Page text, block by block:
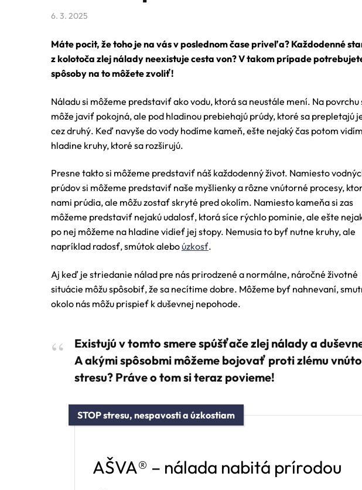
6. 3. 2025
Máte pocit, že toho je na vás v poslednom čase priveľa? Každodenné
z kolotoča zlej nálady neexistuje cesta von? V takom prípade
spôsoby na to môžete zvoliť!
Náladu si môžeme predstaviť ako vodu, ktorá sa neustále mení. Na povrchu
môže javiť pokojná, ale pod hladinou prebiehajú prúdy, ktoré sa prepletajú
cez druhý. Keď navyše do vody hodíme kameň, ešte nejaký čas potom
hladine kruhy, ktoré sa rozširujú.
Presne takto si môžeme predstaviť náš každodenný život. Namiesto
prúdov si môžeme predstaviť naše myšlienky a rôzne vnútorné procesy,
nami prúdia, ale môžu zostať skryté pred okolím. Namiesto kameňa si zas
môžeme predstaviť nejakú udalosť, ktorá síce rýchlo pominie, ale ešte
po nej môžeme na hladine vidieť jej stopy. Nemusia to byť nutne kruhy, ale
napríklad radosť, smútok aleboúzkosť.
Aj keď je striedanie nálad pre nás prirodzené a normálne, náročné životné
situácie môžu spôsobiť, že sa necítime dobre. Môžeme byť nahnevaní,
okolo nás môžu prispieť k duševnej nepohode.
Existujú v tomto smere spúšťače zlej nálady a
A akými spôsobmi môžeme bojovať proti zlému
stresu? Práve o tom si teraz povieme!
STOP stresu, nespavosti a úzkostiam
AŠVA® – nálada nabitá prírodou